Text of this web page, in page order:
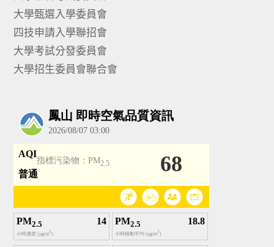
大學甄選入學委員會
四技申請入學聯招會
大學考試分發委員會
大學招生委員會聯合會